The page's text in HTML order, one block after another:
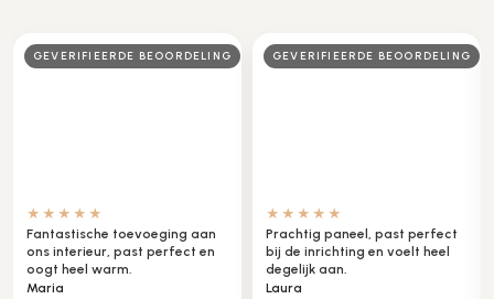
perfect
heel
GEVERIFIEERDE BEOORDELING
Zeer tevreden, mooie luxe
uitstraling in onze zaak.
Peter
METAAL PANEEL messing brons –
BEOORDELAAR
Het is net een echte
werkt perfect in onze
Klaas